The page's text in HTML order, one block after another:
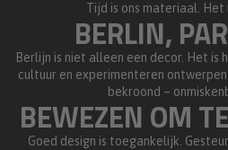
Tijd is ons materiaal. Het
BERLIN,
Berlijn is niet alleen een decor. Het is
cultuur en experimenteren
bekroond –
BEWEZEN OM
Goed design is toegankelijk.